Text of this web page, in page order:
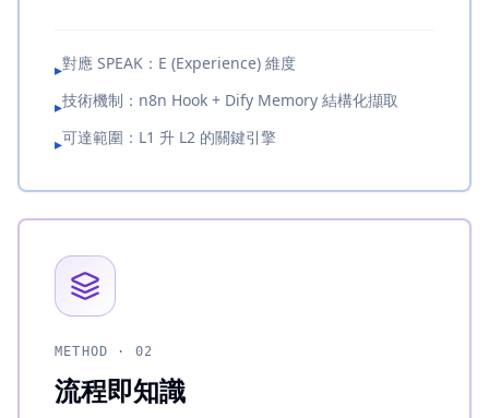
▸對應 SPEAK：E (Experience) 維度
▸技術機制：n8n Hook + Dify Memory 結構化擷取
▸可達範圍：L1 升 L2 的關鍵引擎
METHOD · 02
流程即知識